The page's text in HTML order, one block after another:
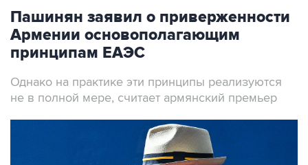
Пашинян заявил о приверженности
Армении основополагающим
принципам ЕАЭС
Однако на практике эти принципы реализуются
не в полной мере, считает армянский премьер